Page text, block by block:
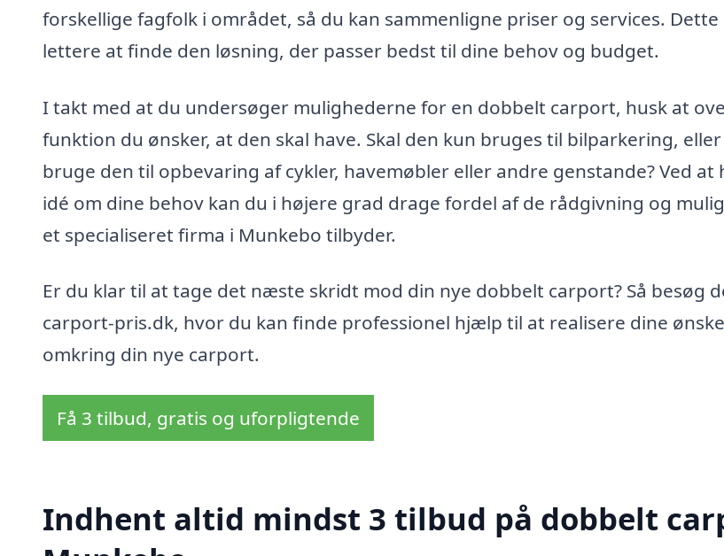
forskellige fagfolk i området, så du kan sammenligne priser og services.
lettere at finde den løsning, der passer bedst til dine behov og budget.
I takt med at du undersøger mulighederne for en dobbelt carport, husk at
funktion du ønsker, at den skal have. Skal den kun bruges til bilparkering,
bruge den til opbevaring af cykler, havemøbler eller andre genstande? Ved at
idé om dine behov kan du i højere grad drage fordel af de rådgivning og
et specialiseret firma i Munkebo tilbyder.
Er du klar til at tage det næste skridt mod din nye dobbelt carport? Så besøg
carport-pris.dk, hvor du kan finde professionel hjælp til at realisere dine
omkring din nye carport.
Få 3 tilbud, gratis og uforpligtende
Indhent altid mindst 3 tilbud på dobbelt